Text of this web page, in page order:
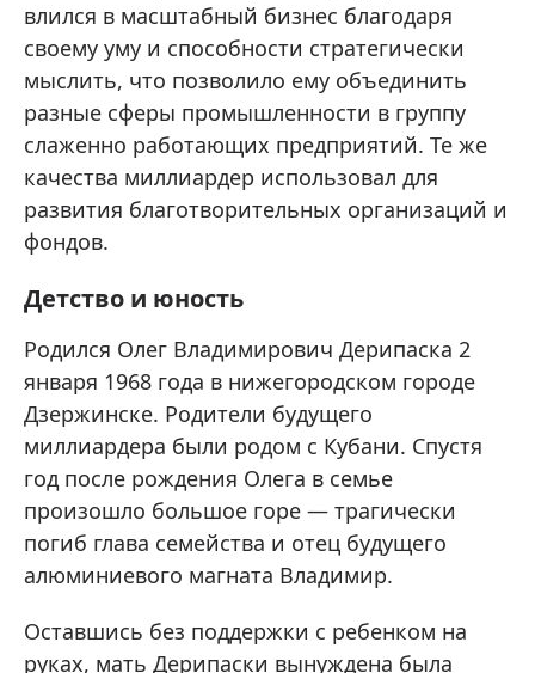
влился в масштабный бизнес благодаря
своему уму и способности стратегически
мыслить, что позволило ему объединить
разные сферы промышленности в группу
слаженно работающих предприятий. Те же
качества миллиардер использовал для
развития благотворительных организаций и
фондов.
Детство и юность
Родился Олег Владимирович Дерипаска 2
января 1968 года в нижегородском городе
Дзержинске. Родители будущего
миллиардера были родом с Кубани. Спустя
год после рождения Олега в семье
произошло большое горе — трагически
погиб глава семейства и отец будущего
алюминиевого магната Владимир.
Оставшись без поддержки с ребенком на
руках, мать Дерипаски вынуждена была